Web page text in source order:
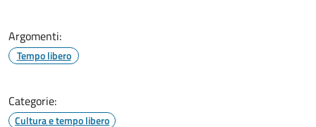
Argomenti:
Tempo libero
Categorie:
Cultura e tempo libero